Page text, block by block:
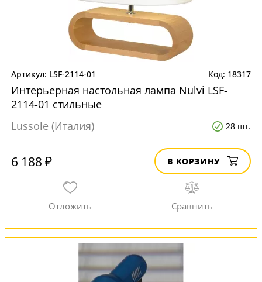
LSF-2114-01 18317
Интерьерная настольная лампа Nulvi LSF-
2114-01 стильные
Lussole (Италия)
28 шт.
6 188 ₽ В КОРЗИНУ